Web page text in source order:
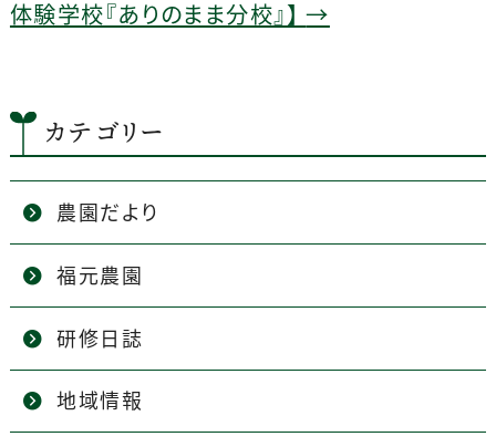
体験学校『ありのまま分校』】→
カテゴリー
農園だより
福元農園
研修日誌
地域情報